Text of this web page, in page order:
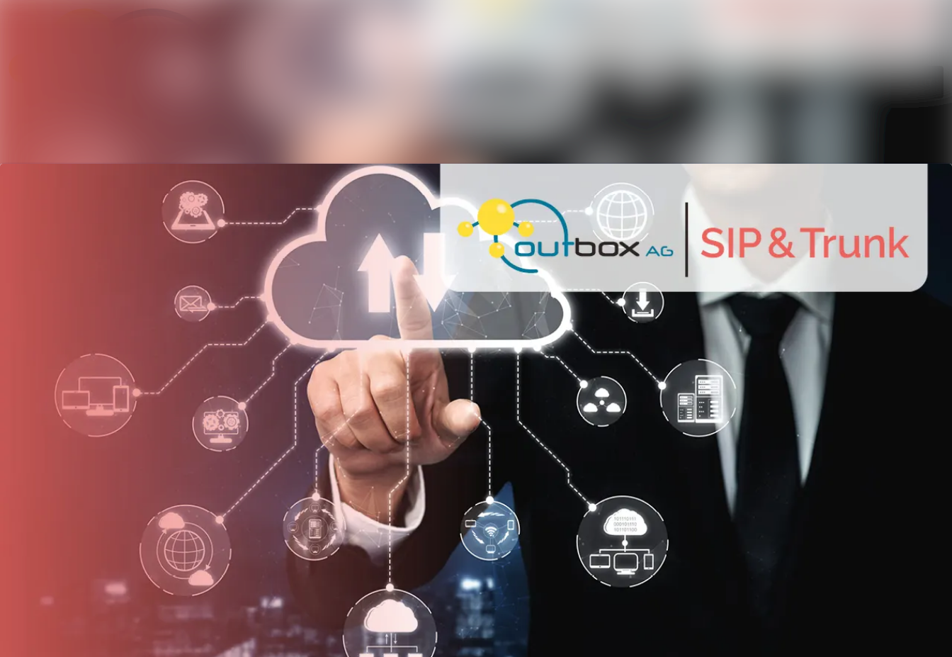
Mediengalerie
Im Newsroom suchen
Folgen Nicht mehr folgen